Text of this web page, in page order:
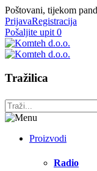
Poštovani, tijekom
PrijavaRegistracija
Pošaljite upit 0
Tražilica
Proizvodi
Radio